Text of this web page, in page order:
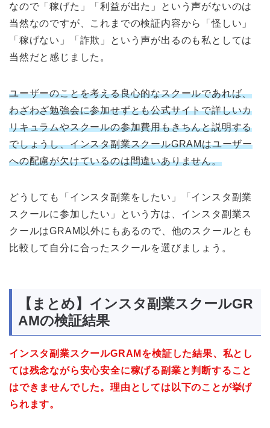
なので「稼げた」「利益が出た」という声がないのは
当然なのですが、これまでの検証内容から「怪しい」
「稼げない」「詐欺」という声が出るのも私としては
当然だと感じました。
ユーザーのことを考える良心的なスクールであれば、
わざわざ勉強会に参加せずとも公式サイトで詳しいカ
リキュラムやスクールの参加費用もきちんと説明する
でしょうし、インスタ副業スクールGRAMはユーザー
への配慮が欠けているのは間違いありません。
どうしても「インスタ副業をしたい」「インスタ副業
スクールに参加したい」という方は、インスタ副業ス
クールはGRAM以外にもあるので、他のスクールとも
比較して自分に合ったスクールを選びましょう。
【まとめ】インスタ副業スクールGR
AMの検証結果
インスタ副業スクールGRAMを検証した結果、私とし
ては残念ながら安心安全に稼げる副業と判断すること
はできませんでした。理由としては以下のことが挙げ
られます。